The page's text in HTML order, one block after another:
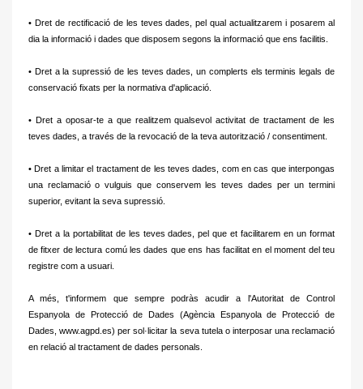
• Dret de rectificació de les teves dades, pel qual actualitzarem i posarem al
dia la informació i dades que disposem segons la informació que ens facilitis.
• Dret a la supressió de les teves dades, un complerts els terminis legals de
conservació fixats per la normativa d'aplicació.
• Dret a oposar-te a que realitzem qualsevol activitat de tractament de les
teves dades, a través de la revocació de la teva autorització / consentiment.
• Dret a limitar el tractament de les teves dades, com en cas que interpongas
una reclamació o vulguis que conservem les teves dades per un termini
superior, evitant la seva supressió.
• Dret a la portabilitat de les teves dades, pel que et facilitarem en un format
de fitxer de lectura comú les dades que ens has facilitat en el moment del teu
registre com a usuari.
A més, t'informem que sempre podràs acudir a l'Autoritat de Control
Espanyola de Protecció de Dades (Agència Espanyola de Protecció de
Dades, www.agpd.es) per sol·licitar la seva tutela o interposar una reclamació
en relació al tractament de dades personals.